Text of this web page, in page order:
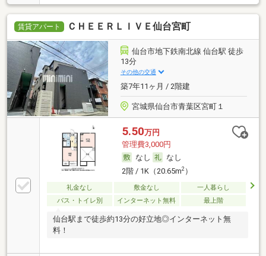
賃貸アパート ＣＨＥＥＲＬＩＶＥ仙台宮町
仙台市地下鉄南北線 仙台駅 徒歩
13分
その他の交通
築7年11ヶ月 / 2階建
宮城県仙台市青葉区宮町１
5.50万円
管理費3,000円
なし
なし
2階 / 1K（20.65m2）
礼金なし 敷金なし
一人暮らし
バス・トイレ別
インターネット無料 最上階
仙台駅まで徒歩約13分の好立地◎インターネット無
料！